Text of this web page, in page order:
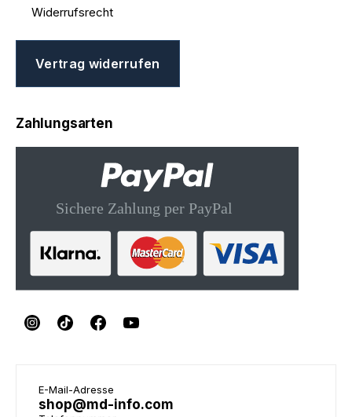
Widerrufsrecht
Vertrag widerrufen
Zahlungsarten
E-Mail-Adresse
shop@md-info.com